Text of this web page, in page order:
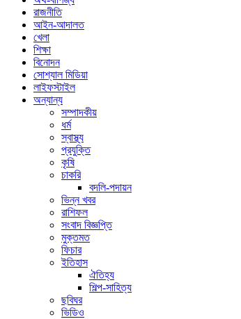
রাজনীতি
আইন-আদালত
খেলা
শিক্ষা
বিনোদন
সোশ্যাল মিডিয়া
লাইফস্টাইল
অন্যান্য
সম্পাদকীয়
ধর্ম
স্বাস্থ্য
প্রযুক্তি
কৃষি
চাকরি
বদলি-পদায়ন
ভিন্ন খবর
রাশিফল
সংবাদ বিজ্ঞপ্তি
মুক্তমত
ফিচার
ইতিহাস
ঐতিহ্য
শিল্প-সাহিত্য
ছবিঘর
ভিডিও